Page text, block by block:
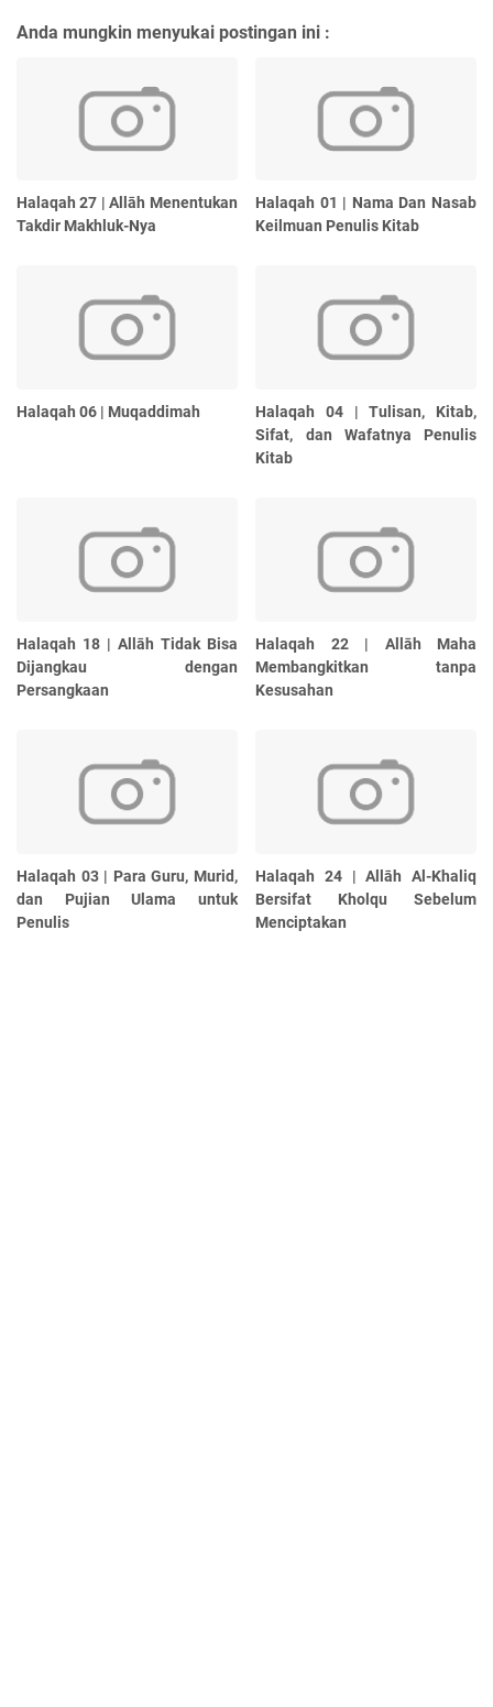
Anda mungkin menyukai postingan ini :
Halaqah 27 | Allāh Menentukan
Takdir Makhluk-Nya
Halaqah 01 | Nama Dan Nasab
Keilmuan Penulis Kitab
Halaqah 06 | Muqaddimah
Halaqah 04 | Tulisan, Kitab,
Sifat, dan Wafatnya Penulis
Kitab
Halaqah 18 | Allāh Tidak Bisa
Dijangkau dengan
Persangkaan
Halaqah 22 | Allāh Maha
Membangkitkan tanpa
Kesusahan
Halaqah 03 | Para Guru, Murid,
dan Pujian Ulama untuk
Penulis
Halaqah 24 | Allāh Al-Khaliq
Bersifat Kholqu Sebelum
Menciptakan